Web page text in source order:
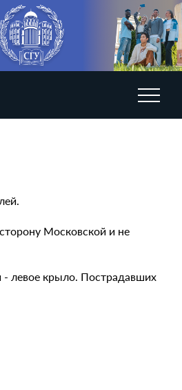
Московской и не
- левое крыло. Пострадавших